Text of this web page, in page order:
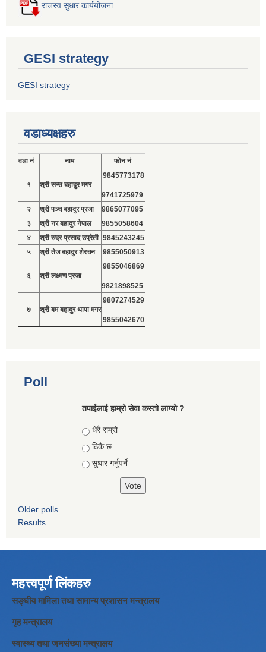
राजस्व सुधार कार्ययोजना
GESI strategy
GESI strategy
वडाध्यक्षहरु
वडा नं नाम फोन नं
१ श्री सन्त बहादुर मगर
9845773178
9741725979
२
श्री पञ्च बहादुर प्रजा
9865077095
३
श्री नर बहादुर नेपाल
9855058604
४
श्री रुद्र प्रसाद उप्रेती 9845243245
५
श्री तेज बहादुर शेरचन 9855050913
६ श्री लक्ष्मण प्रजा
9855046869
9821898525
७ श्री बम बहादुर थापा मगर
9807274529
9855042670
Poll
तपाईलाई हाम्रो सेवा कस्तो लाग्यो ?
Choices
धेरै राम्रो
ठिकै छ
सुधार गर्नुपर्ने
Older polls
Results
महत्त्वपूर्ण लिंकहरु
सङ्घीय मामिला तथा सामान्य प्रशासन मन्त्रालय
गृह मन्त्रालय
स्वास्थ्य तथा जनसंख्या मन्त्रालय